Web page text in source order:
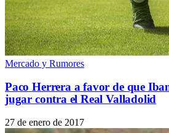
Mercado y Rumores
Paco Herrera a favor de que
jugar contra el Real Valladolid
27 de enero de 2017